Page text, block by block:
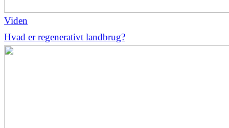
Viden
Hvad er regenerativt landbrug?